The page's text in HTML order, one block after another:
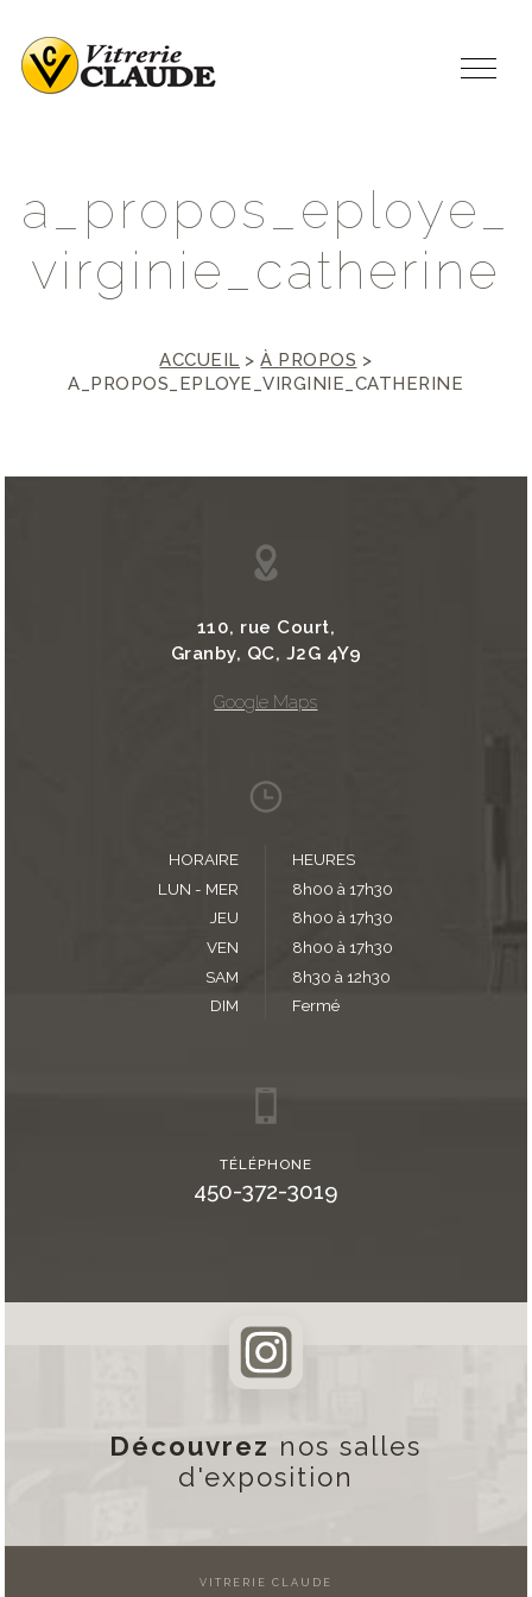
a propos eploye
vi rg i nie catheri ne
ACCUEIL >À PROPOS >
A_PROPOS_EPLOYE_VIRGINIE_CATHERINE
110, rue Court,
Granby, QC, J2G 4Y9
Google Maps
HORAIRE
HEURES
LUN - MER
8h00 à 17h30
JEU
8h00 à 17h30
VEN
8h00 à 17h30
SAM
8h30 à 12h30
DIM
Fermé
TÉLÉPHONE
450-372-3019
Découvrez nos salles
d'exposition
VITRERIE CLAUDE